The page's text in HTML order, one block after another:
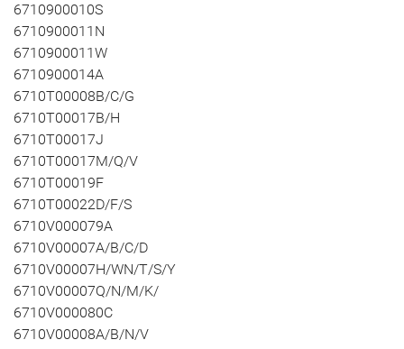
6710900010S
6710900011N
6710900011W
6710900014A
6710T00008B/C/G
6710T00017B/H
6710T00017J
6710T00017M/Q/V
6710T00019F
6710T00022D/F/S
6710V000079A
6710V00007A/B/C/D
6710V00007H/WN/T/S/Y
6710V00007Q/N/M/K/
6710V000080C
6710V00008A/B/N/V